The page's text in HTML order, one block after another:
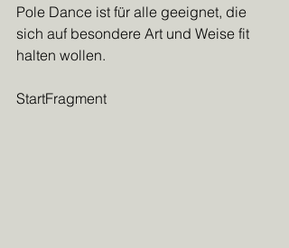
Pole Dance ist für alle geeignet, die
sich auf besondere Art und Weise fit
halten wollen.
StartFragment